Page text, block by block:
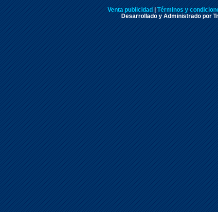
Venta publicidad
Términos y
Desarrollado y Administrado por